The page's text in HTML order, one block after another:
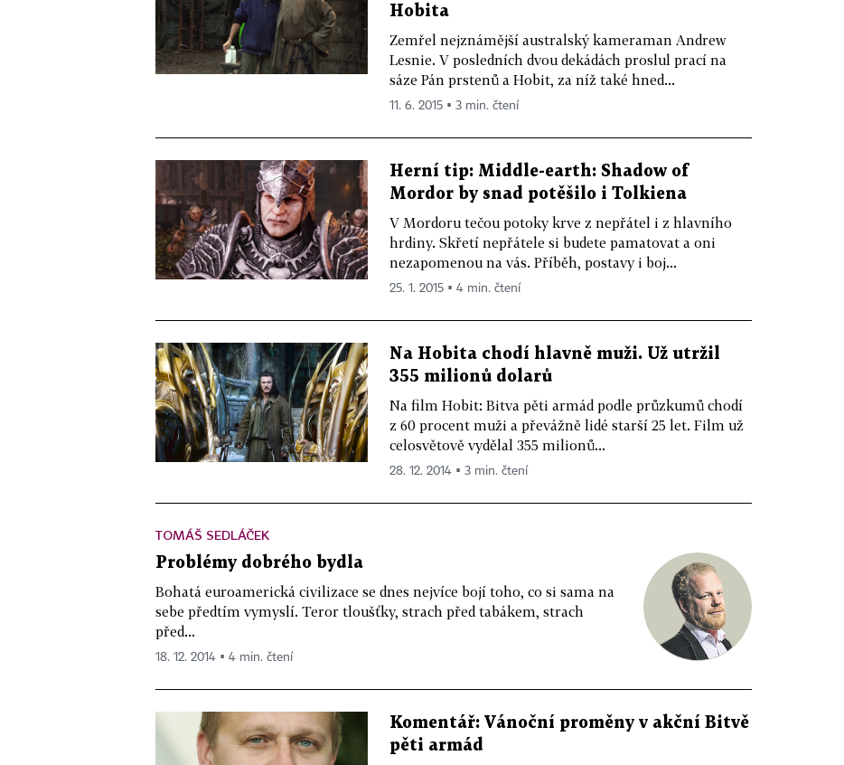
Hobita
Zemřel nejznámější australský kameraman Andrew
Lesnie. V posledních dvou dekádách proslul prací na
sáze Pán prstenů a Hobit, za níž také hned...
11. 6. 2015 ▪ 3 min. čtení
Herní tip: Middle-earth: Shadow of
Mordor by snad potěšilo i Tolkiena
V Mordoru tečou potoky krve z nepřátel i z hlavního
hrdiny. Skřetí nepřátele si budete pamatovat a oni
nezapomenou na vás. Příběh, postavy i boj...
25. 1. 2015 ▪ 4 min. čtení
Na Hobita chodí hlavně muži. Už utržil
355 milionů dolarů
Na film Hobit: Bitva pěti armád podle průzkumů chodí
z 60 procent muži a převážně lidé starší 25 let. Film už
celosvětově vydělal 355 milionů...
28. 12. 2014 ▪ 3 min. čtení
TOMÁŠ SEDLÁČEK
Problémy dobrého bydla
Bohatá euroamerická civilizace se dnes nejvíce bojí toho, co si sama na
sebe předtím vymyslí. Teror tloušťky, strach před tabákem, strach
před...
18. 12. 2014 ▪ 4 min. čtení
Komentář: Vánoční proměny v akční Bitvě
pěti armád